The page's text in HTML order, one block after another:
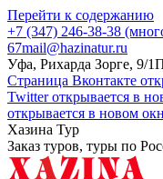
Перейти к содержанию
+7 (347) 246-38-38
67mail@hazinatur.ru
Уфа, Рихарда Зорге, 9/1
Страница Вконтакте
Twitter открывается в
открывается в новом
Хазина Тур
Заказ туров, туры по